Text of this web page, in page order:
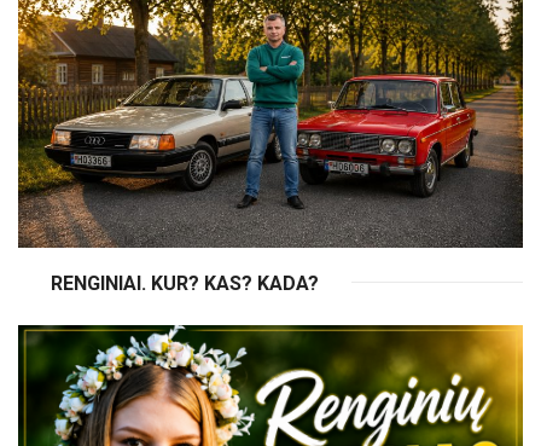
RENGINIAI. KUR? KAS? KADA?